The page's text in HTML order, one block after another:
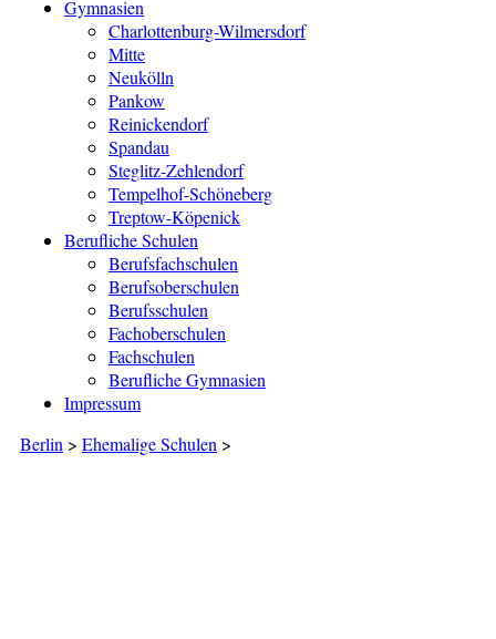
Gymnasien
Charlottenburg-Wilmersdorf
Mitte
Neukölln
Pankow
Reinickendorf
Spandau
Steglitz-Zehlendorf
Tempelhof-Schöneberg
Treptow-Köpenick
Berufliche Schulen
Berufsfachschulen
Berufsoberschulen
Berufsschulen
Fachoberschulen
Fachschulen
Berufliche Gymnasien
Impressum
Berlin > Ehemalige Schulen >